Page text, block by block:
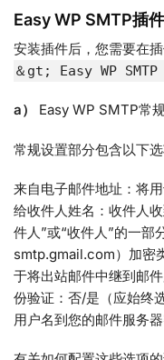
Easy WP SMTP插
安装插件后，您需要在
＆gt; Easy WP SMTP
a） Easy WP SMTP常
常规设置部分包含以下
来自电子邮件地址：将
给收件人姓名：收件人
件人”或“收件人”的一部
smtp.gmail.com）加密
于将出站邮件中继到邮
份验证：否/是（应始终
用户名到您的邮件服务